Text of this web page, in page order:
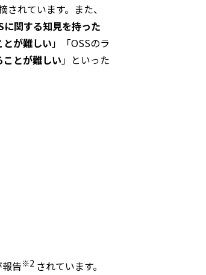
れています。また、
に関する知見を持った
が難しい」「OSSのラ
とが難しい」といった
告※2 されています。